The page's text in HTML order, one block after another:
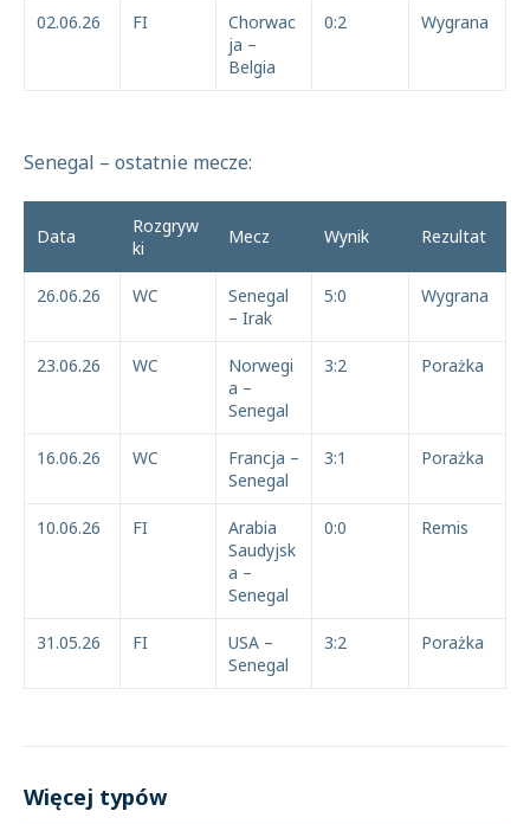
02.06.26 FI
Chorwac
ja –
Belgia
0:2 Wygrana
Senegal – ostatnie mecze:
Data
Rozgryw
ki
Mecz Wynik Rezultat
26.06.26 WC
Senegal
– Irak
5:0 Wygrana
23.06.26 WC
Norwegi
a –
Senegal
3:2 Porażka
16.06.26 WC
Francja –
Senegal
3:1 Porażka
10.06.26 FI
Arabia
Saudyjsk
a –
Senegal
0:0 Remis
31.05.26 FI
USA –
Senegal
3:2 Porażka
Więcej typów